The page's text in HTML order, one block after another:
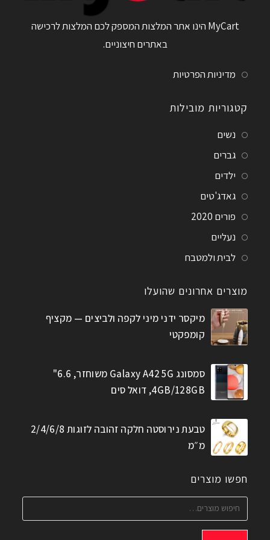
MyCart הינו אתר המלצות המספק לכם המלצות לרכישה
באתרים חיצוניים.
מדיניות הפרטיות
קטגוריות מובילות
נשים
גברים
ילדים
גאדג'טים
פורים 2020
נעליים
לבית ולמטבח
מוצרים אחרונים שהועלו
מיקסר ידני מיני לקפה ולביצים — מקציף
קומפקטי
סמסונג Galaxy A42 5G משוחזר, 6.6"
4GB/128GB, דואל סים
טבעת נירוסטה חלקה זהובה לזוגות 2/4/6/8
מ״מ
חפשו מוצרים